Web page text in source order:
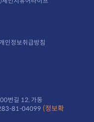
개인정보취급방침
번길 12, 가동
81-04099